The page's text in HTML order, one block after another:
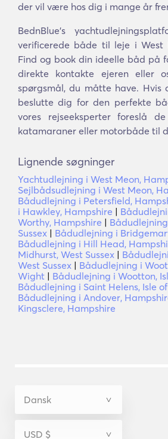
der vil være hos dig i mange år
BednBlue's
verificerede både til leje i West
Find og book din ideelle båd på
direkte kontakte ejeren eller
spørgsmål, du måtte have. Hvis
beslutte dig for den perfekte
vores rejseeksperter foreslå
katamaraner eller motorbåde til
Lignende søgninger
Yachtudlejning i West Meon,
Sejlbådsudlejning i West Meon,
Bådudlejning i Petersfield,
i Hawkley, Hampshire |
Worthy, Hampshire |
Sussex | Bådudlejning i
Bådudlejning i Hill Head,
Midhurst, West Sussex |
West Sussex | Bådudlejning i
Wight | Bådudlejning i Wootton,
Bådudlejning i Saint Helens, Isle
Bådudlejning i Andover,
Kingsclere, Hampshire